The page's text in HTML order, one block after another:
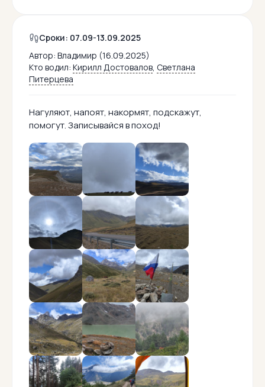
Сроки: 07.09-13.09.2025
Автор: Владимир (16.09.2025)
Кто водил: Кирилл Достовалов, Светлана
Питерцева
Нагуляют, напоят, накормят, подскажут,
помогут. Записывайся в поход!